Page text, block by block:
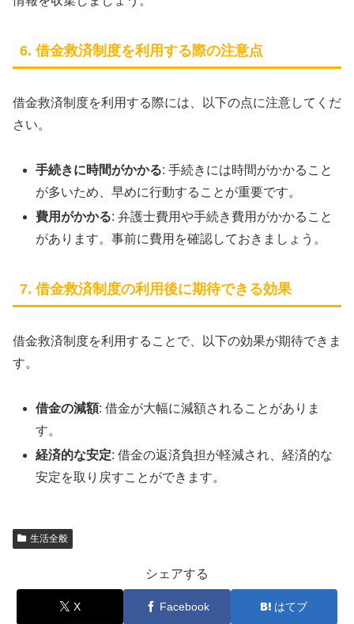
6. 借金救済制度を利用する際の注意点
借金救済制度を利用する際には、以下の点に注意してくだ
さい。
手続きに時間がかかる: 手続きには時間がかかること
が多いため、早めに行動することが重要です。
費用がかかる: 弁護士費用や手続き費用がかかること
があります。事前に費用を確認しておきましょう。
7. 借金救済制度の利用後に期待できる効果
借金救済制度を利用することで、以下の効果が期待できま
す。
借金の減額: 借金が大幅に減額されることがありま
す。
経済的な安定: 借金の返済負担が軽減され、経済的な
安定を取り戻すことができます。
生活全般
シェアする
X Facebook はてブ